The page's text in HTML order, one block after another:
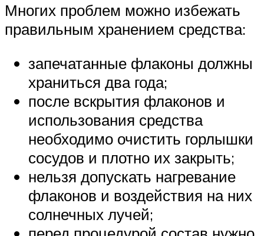
Многих проблем можно избежать
правильным хранением средства:
запечатанные флаконы должны
храниться два года;
после вскрытия флаконов и
использования средства
необходимо очистить горлышки
сосудов и плотно их закрыть;
нельзя допускать нагревание
флаконов и воздействия на них
солнечных лучей;